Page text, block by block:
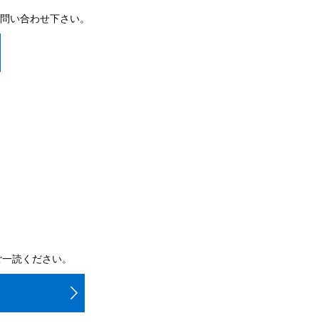
い合わせ下さい。
読ください。